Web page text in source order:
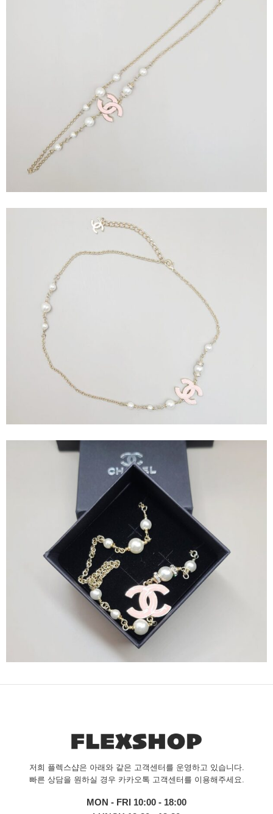
저희 플렉스샵은 아래와 같은 고객센터를 운영하고 있습니다.
빠른 상담을 원하실 경우 카카오톡 고객센터를 이용해주세요.
MON - FRI 10:00 - 18:00